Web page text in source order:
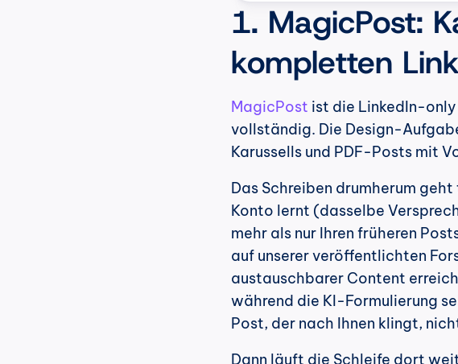
1. MagicPost:
kompletten
MagicPost ist die LinkedIn-
vollständig. Die Design-
Karussells und PDF-Posts mit
Das Schreiben drumherum
Konto lernt (dasselbe
mehr als nur Ihren früheren
auf unserer veröffentlichten
austauschbarer Content
während die KI-Formulierung
Post, der nach Ihnen klingt,
Dann läuft die Schleife dort